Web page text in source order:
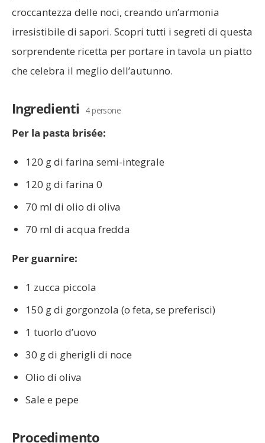
croccantezza delle noci, creando un’armonia
irresistibile di sapori. Scopri tutti i segreti di questa
sorprendente ricetta per portare in tavola un piatto
che celebra il meglio dell’autunno.
Ingredienti 4 persone
Per la pasta brisée:
120 g di farina semi-integrale
120 g di farina 0
70 ml di olio di oliva
70 ml di acqua fredda
Per guarnire:
1 zucca piccola
150 g di gorgonzola (o feta, se preferisci)
1 tuorlo d’uovo
30 g di gherigli di noce
Olio di oliva
Sale e pepe
Procedimento